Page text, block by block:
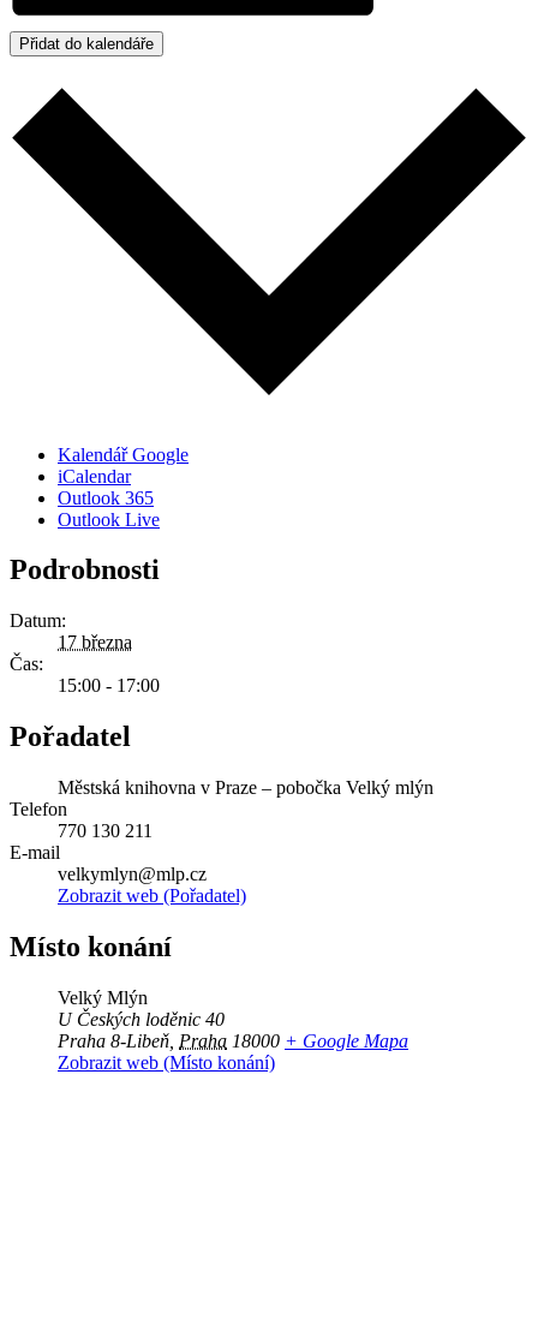
Přidat do kalendáře
Kalendář Google
iCalendar
Outlook 365
Outlook Live
Podrobnosti
Datum:
17 března
Čas:
15:00 - 17:00
Pořadatel
Městská knihovna v Praze – pobočka Velký mlýn
Telefon
770 130 211
E-mail
velkymlyn@mlp.cz
Zobrazit web (Pořadatel)
Místo konání
Velký Mlýn
U Českých loděnic 40
Praha 8-Libeň Praha 18000 + Google Mapa
Zobrazit web (Místo konání)